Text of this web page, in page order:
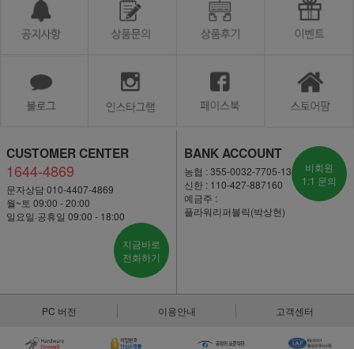
CUSTOMER CENTER
1644-4869
문자상담 010-4407-4869
월~토 09:00 - 20:00
일요일·공휴일 09:00 - 18:00
지금바로
전화하기
BANK ACCOUNT
농협 : 355-0032-7705-13
신한 : 110-427-887160
예금주 :
플라워리퍼블릭(박상현)
비회원
1:1 문의
PC 버전 이용안내 고객센터